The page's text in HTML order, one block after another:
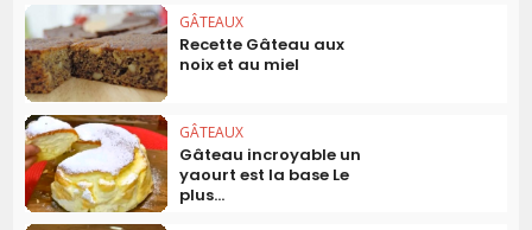
GÂTEAUX
Recette Gâteau aux
noix et au miel
GÂTEAUX
Gâteau incroyable un
yaourt est la base Le
plus...